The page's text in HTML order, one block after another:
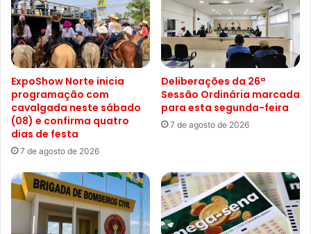
ExpoShow Norte inicia
programação com
cavalgada neste sábado
(08) e confirma quatro
dias de festa
7 de agosto de 2026
Deliberações da 26ª
Sessão Ordinária marcada
para esta segunda-feira
7 de agosto de 2026